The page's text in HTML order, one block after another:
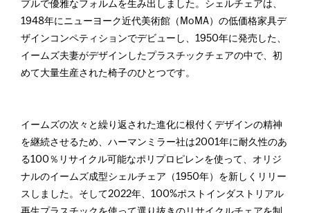
プルで優雅なフォルムを生み出しました。シェルチェアは、
1948年にニューヨーク近代美術館（MoMA）の低価格家具デ
ザインコンペティションでデビューし、1950年に発売した、
イームズ夫妻がデザインしたプラスチックチェアの中で、初
めて大量生産された椅子のひとつです。
イームズの次々と繰り返された進化に根付くデザインの精神
を継続させるため、ハーマンミラー社は2001年に耐久性のあ
る100％リサイクル可能なポリプロピレンを使って、オリジ
ナルのイームズ成型シェルチェア（1950年）を新しくリリー
スしました。そして2022年、100%ポストインダストリアル